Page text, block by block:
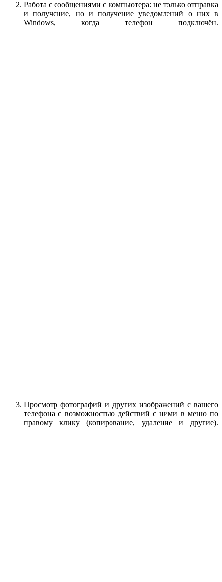
Работа с сообщениями с компьютера: не только отправка
и получение, но и получение уведомлений о них в
Windows, когда телефон подключён.
Просмотр фотографий и других изображений с вашего
телефона с возможностью действий с ними в меню по
правому клику (копирование, удаление и другие).